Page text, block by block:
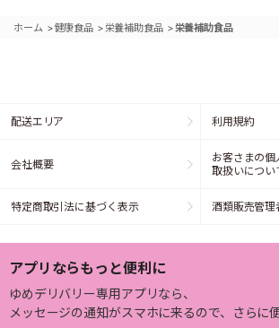
ホーム >健康食品 > 栄養補助食品 > 栄養補助食品
配送エリア 利用規約
会社概要
お客さまの個
取扱いについ
特定商取引法に基づく表示 酒類販売管理
アプリならもっと便利に
ゆめデリバリー専用アプリなら、
メッセージの通知がスマホに来るので、さらに便